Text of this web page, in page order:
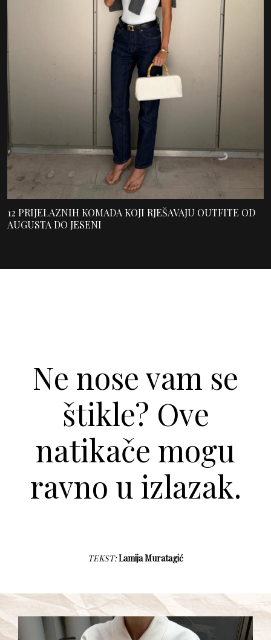
12 PRIJELAZNIH KOMADA KOJI RJEŠAVAJU OUTFITE OD
AUGUSTA DO JESENI
Ne nose vam se
štikle? Ove
natikače mogu
ravno u izlazak.
TEKST:Lamija Muratagić